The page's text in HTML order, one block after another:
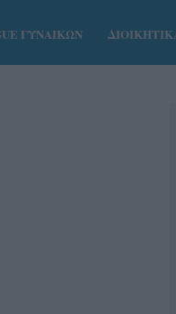
ΓΥΝΑΙΚΩΝ